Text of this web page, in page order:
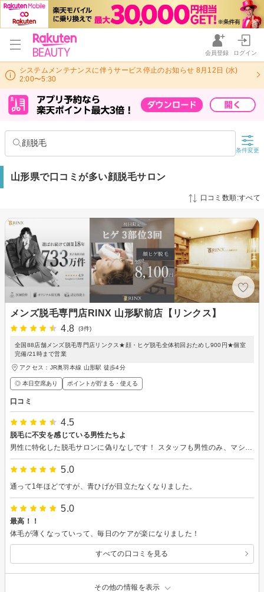
会員登録 ログイン
システムメンテナンスに伴うサービス停止のお知らせ 8月12日 (水)
2:00〜5:30
顔脱毛
条件変更
山形県で口コミが多い顔脱毛サロン
口コミ数順:すべて
メンズ脱毛専門店RINX 山形駅前店【リンクス】
4.8
(3件)
全国88店舗メンズ脱毛専門店リンクス★顔・ヒゲ脱毛全体初回おためし900円★個室
完備/21時まで営業
アクセス：JR奥羽本線 山形駅 徒歩4分
◎ 本日空席あり ポイントが貯まる・使える
口コミ
4.5
脱毛に不安を感じている男性たちよ
5.0
通って1年ほどですが、青ひげが目立たなくなりました。
5.0
最高！！
体毛が薄くなっていって、毎日のケアが楽になりました！
すべての口コミを見る
その他の情報を表示